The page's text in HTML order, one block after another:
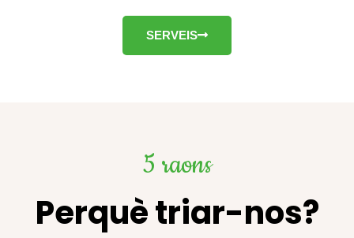
SERVEIS
5 raons
Perquè triar-nos?